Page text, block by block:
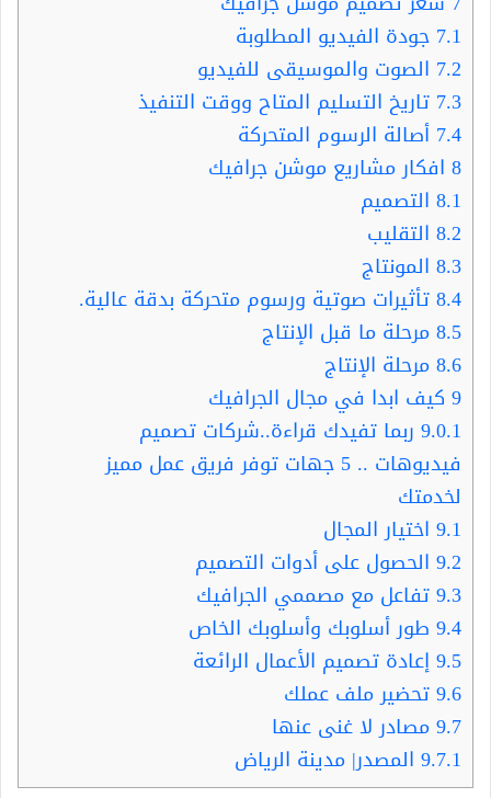
7.1 جودة الفيديو المطلوبة
7.2 الصوت والموسيقى للفيديو
7.3 تاريخ التسليم المتاح ووقت التنفيذ
7.4 أصالة الرسوم المتحركة
8 افكار مشاريع موشن جرافيك
8.1 التصميم
8.2 التقليب
8.3 المونتاج
8.4تأثيرات صوتية ورسوم متحركة بدقة عالية.
8.5مرحلة ما قبل الإنتاج
8.6مرحلة الإنتاج
9 كيف ابدا في مجال الجرافيك
9.0.1 ربما تفيدك قراءة..شركات تصميم
فيديوهات .. 5 جهات توفر فريق عمل مميز
لخدمتك
9.1 اختيار المجال
9.2 الحصول على أدوات التصميم
9.3تفاعل مع مصممي الجرافيك
9.4 طور أسلوبك وأسلوبك الخاص
9.5إعادة تصميم الأعمال الرائعة
9.6تحضير ملف عملك
9.7مصادر لا غنى عنها
9.7.1 المصدر| مدينة الرياض